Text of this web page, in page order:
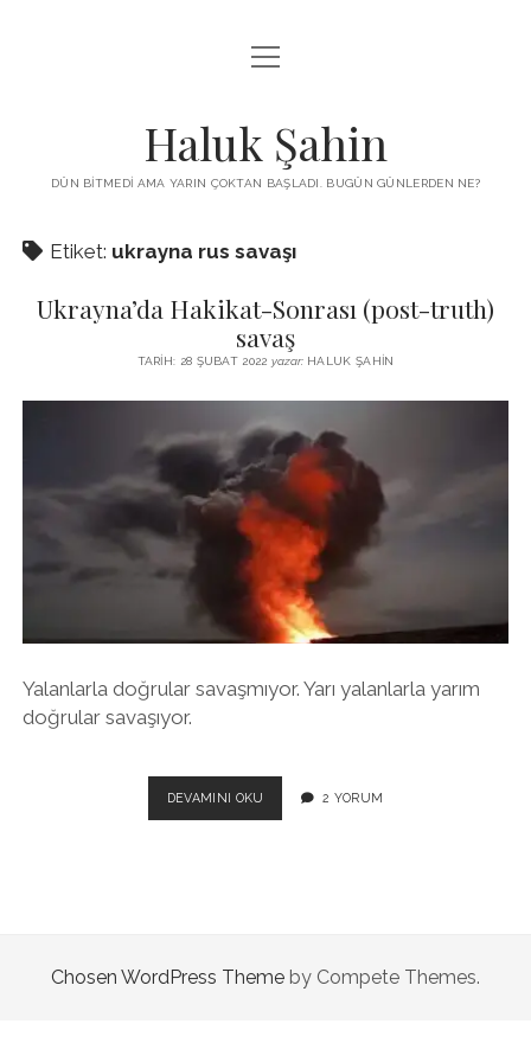
KUTUP YILDIZI
MENDIREK YAZILARI
ADA
İYI YAŞAM VE MUTLULUK ÜZERINE
BABIALI’DE CINAYET
PROGRAMLAR
BIZ KIMIZ?
DERS NOTLARI – LECTURE NOTES
YAZMADAN EDEMEDIM
HABERLER / NEWS
twitterfacebook
instagram
menüyü
aç
Haluk Şahin
DÜN BITMEDI AMA YARIN ÇOKTAN BAŞLADI. BUGÜN GÜNLERDEN NE?
Etiket: ukrayna rus savaşı
Ukrayna’da Hakikat-Sonrası (post-truth)
savaş
TARIH: 28 ŞUBAT 2022 yazar:HALUK ŞAHIN
Yalanlarla doğrular savaşmıyor. Yarı yalanlarla yarım
doğrular savaşıyor.
DEVAMINI OKU UKRAYNA’DA
HAKIKAT-
2 YORUM
Chosen WordPress Theme by Compete Themes.